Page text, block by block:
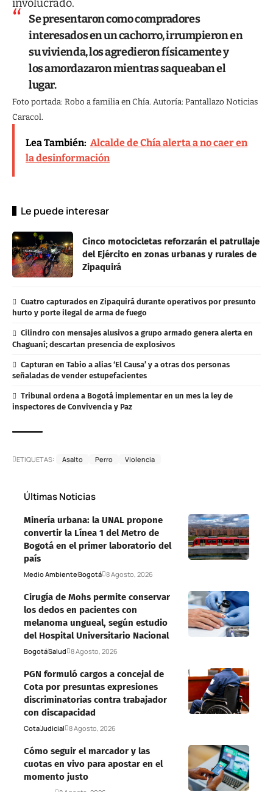
involucrado.
Se presentaron como compradores
interesados en un cachorro, irrumpieron en
su vivienda, los agredieron físicamente y
los amordazaron mientras saqueaban el
lugar.
Foto portada: Robo a familia en Chía. Autoría: Pantallazo Noticias
Caracol.
Lea También: Alcalde de Chía alerta a no caer en
la desinformación
Le puede interesar
Cinco motocicletas reforzarán el patrullaje
del Ejército en zonas urbanas y rurales de
Zipaquirá
Cuatro capturados en Zipaquirá durante operativos por presunto
hurto y porte ilegal de arma de fuego
Cilindro con mensajes alusivos a grupo armado genera alerta en
Chaguaní; descartan presencia de explosivos
Capturan en Tabio a alias ‘El Causa’ y a otras dos personas
señaladas de vender estupefacientes
Tribunal ordena a Bogotá implementar en un mes la ley de
inspectores de Convivencia y Paz
ETIQUETAS: Asalto Perro Violencia
Últimas Noticias
Minería urbana: la UNAL propone
convertir la Línea 1 del Metro de
Bogotá en el primer laboratorio del
país
Medio AmbienteBogotá 8 Agosto, 2026
Cirugía de Mohs permite conservar
los dedos en pacientes con
melanoma ungueal, según estudio
del Hospital Universitario Nacional
BogotáSalud 8 Agosto, 2026
PGN formuló cargos a concejal de
Cota por presuntas expresiones
discriminatorias contra trabajador
con discapacidad
CotaJudicial 8 Agosto, 2026
Cómo seguir el marcador y las
cuotas en vivo para apostar en el
momento justo